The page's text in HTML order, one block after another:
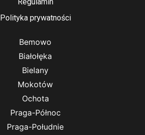
Polityka prywatności
Bemowo
Białołęka
Bielany
Mokotów
Ochota
Praga-Północ
Praga-Południe